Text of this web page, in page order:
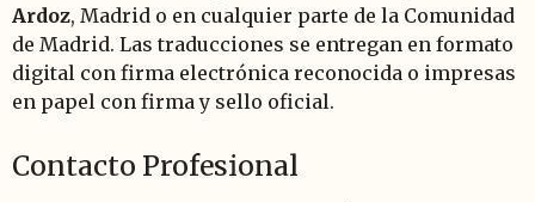
Ardoz, Madrid o en cualquier parte de la Comunidad
de Madrid. Las traducciones se entregan en formato
digital con firma electrónica reconocida o impresas
en papel con firma y sello oficial.
Contacto Profesional